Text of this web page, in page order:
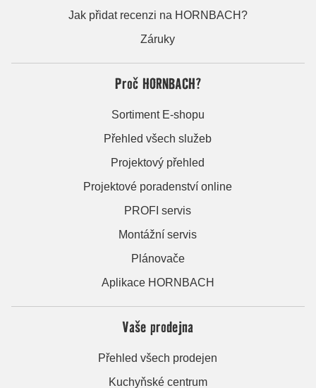
Jak přidat recenzi na HORNBACH?
Záruky
Proč HORNBACH?
Sortiment E-shopu
Přehled všech služeb
Projektový přehled
Projektové poradenství online
PROFI servis
Montážní servis
Plánovače
Aplikace HORNBACH
Vaše prodejna
Přehled všech prodejen
Kuchyňské centrum